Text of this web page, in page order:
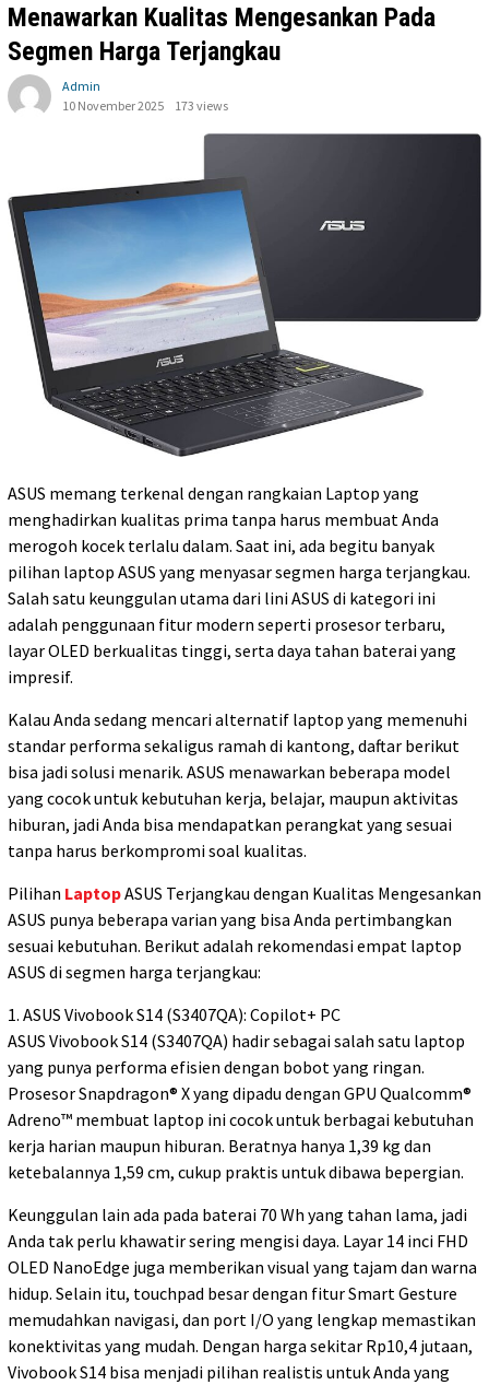
Menawarkan Kualitas Mengesankan Pada
Segmen Harga Terjangkau
Admin
10 November 2025
173 views
ASUS memang terkenal dengan rangkaian Laptop yang
menghadirkan kualitas prima tanpa harus membuat Anda
merogoh kocek terlalu dalam. Saat ini, ada begitu banyak
pilihan laptop ASUS yang menyasar segmen harga terjangkau.
Salah satu keunggulan utama dari lini ASUS di kategori ini
adalah penggunaan fitur modern seperti prosesor terbaru,
layar OLED berkualitas tinggi, serta daya tahan baterai yang
impresif.
Kalau Anda sedang mencari alternatif laptop yang memenuhi
standar performa sekaligus ramah di kantong, daftar berikut
bisa jadi solusi menarik. ASUS menawarkan beberapa model
yang cocok untuk kebutuhan kerja, belajar, maupun aktivitas
hiburan, jadi Anda bisa mendapatkan perangkat yang sesuai
tanpa harus berkompromi soal kualitas.
Pilihan LaptopASUS Terjangkau dengan Kualitas Mengesankan
ASUS punya beberapa varian yang bisa Anda pertimbangkan
sesuai kebutuhan. Berikut adalah rekomendasi empat laptop
ASUS di segmen harga terjangkau:
1. ASUS Vivobook S14 (S3407QA): Copilot+ PC
ASUS Vivobook S14 (S3407QA) hadir sebagai salah satu laptop
yang punya performa efisien dengan bobot yang ringan.
Prosesor Snapdragon® X yang dipadu dengan GPU Qualcomm®
Adreno™ membuat laptop ini cocok untuk berbagai kebutuhan
kerja harian maupun hiburan. Beratnya hanya 1,39 kg dan
ketebalannya 1,59 cm, cukup praktis untuk dibawa bepergian.
Keunggulan lain ada pada baterai 70 Wh yang tahan lama, jadi
Anda tak perlu khawatir sering mengisi daya. Layar 14 inci FHD
OLED NanoEdge juga memberikan visual yang tajam dan warna
hidup. Selain itu, touchpad besar dengan fitur Smart Gesture
memudahkan navigasi, dan port I/O yang lengkap memastikan
konektivitas yang mudah. Dengan harga sekitar Rp10,4 jutaan,
Vivobook S14 bisa menjadi pilihan realistis untuk Anda yang